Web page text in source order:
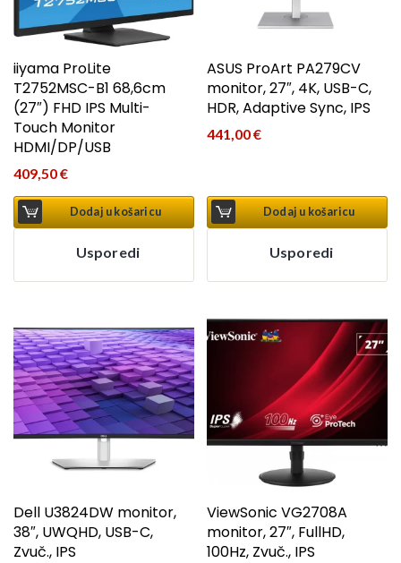
iiyama ProLite
T2752MSC-B1 68,6cm
(27″) FHD IPS Multi-
Touch Monitor
HDMI/DP/USB
409,50€
Dodaj u košaricu
Usporedi
ASUS ProArt PA279CV
monitor, 27″, 4K, USB-C,
HDR, Adaptive Sync, IPS
441,00€
Dodaj u košaricu
Usporedi
Dell U3824DW monitor,
38″, UWQHD, USB-C,
Zvuč., IPS
ViewSonic VG2708A
monitor, 27″, FullHD,
100Hz, Zvuč., IPS